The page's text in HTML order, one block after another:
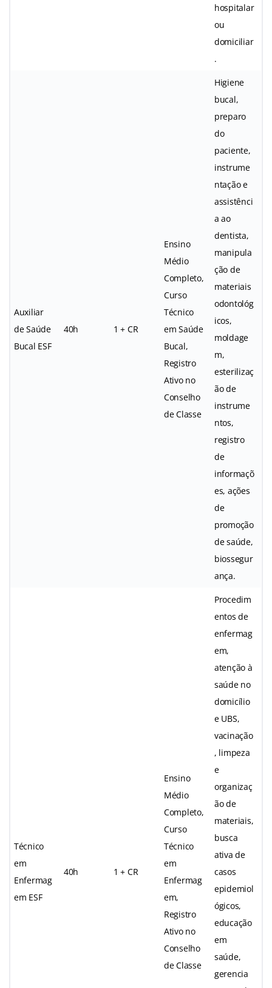
hospitalar
ou
domiciliar
.
Auxiliar
de Saúde
Bucal ESF
40h 1 + CR
Ensino
Médio
Completo,
Curso
Técnico
em Saúde
Bucal,
Registro
Ativo no
Conselho
de Classe
Higiene
bucal,
preparo
do
paciente,
instrume
ntação e
assistênci
a ao
dentista,
manipula
ção de
materiais
odontológ
icos,
moldage
m,
esterilizaç
ão de
instrume
ntos,
registro
de
informaçõ
es, ações
de
promoção
de saúde,
biossegur
ança.
Técnico
em
Enfermag
em ESF
40h 1 + CR
Ensino
Médio
Completo,
Curso
Técnico
em
Enfermag
em,
Registro
Ativo no
Conselho
de Classe
Procedim
entos de
enfermag
em,
atenção à
saúde no
domicílio
e UBS,
vacinação
, limpeza
e
organizaç
ão de
materiais,
busca
ativa de
casos
epidemiol
ógicos,
educação
em
saúde,
gerencia